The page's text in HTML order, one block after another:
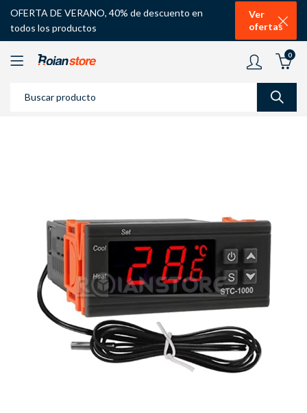
OFERTA DE VERANO, 40% de descuento en
todos los productos
Ver
ofertas
0